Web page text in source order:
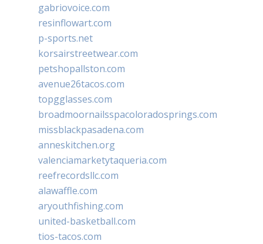
gabriovoice.com
resinflowart.com
p-sports.net
korsairstreetwear.com
petshopallston.com
avenue26tacos.com
topgglasses.com
broadmoornailsspacoloradosprings.com
missblackpasadena.com
anneskitchen.org
valenciamarketytaqueria.com
reefrecordsllc.com
alawaffle.com
aryouthfishing.com
united-basketball.com
tios-tacos.com